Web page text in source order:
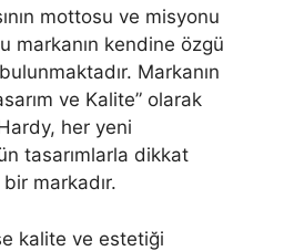
mottosu ve misyonu
markanın kendine özgü
Markanın
ve Kalite” olarak
her yeni
tasarımlarla dikkat
markadır.
kalite ve estetiği